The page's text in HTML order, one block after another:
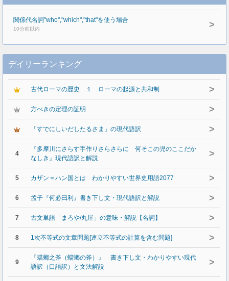
関係代名詞"who","which","that"を使う場合
10分前以内 >
デイリーランキング
古代ローマの歴史 １ ローマの起源と共和制 >
方べきの定理の証明 >
「すでにしいだしたるさま」の現代語訳 >
4
『多摩川にさらす手作りさらさらに 何そこの児のここだか
なしき』現代語訳と解説
>
5 カザン＝ハン国とは わかりやすい世界史用語2077 >
6 孟子『何必曰利』書き下し文・現代語訳と解説 >
7 古文単語「まろや/丸屋」の意味・解説【名詞】 >
8 1次不等式の文章問題[連立不等式の計算を含む問題] >
9
『蟷螂之斧（蟷螂の斧）』 書き下し文・わかりやすい現代
語訳（口語訳）と文法解説
>